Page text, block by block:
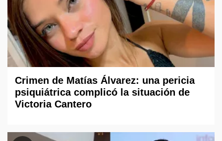
Crimen de Matías Álvarez: una pericia
psiquiátrica complicó la situación de
Victoria Cantero